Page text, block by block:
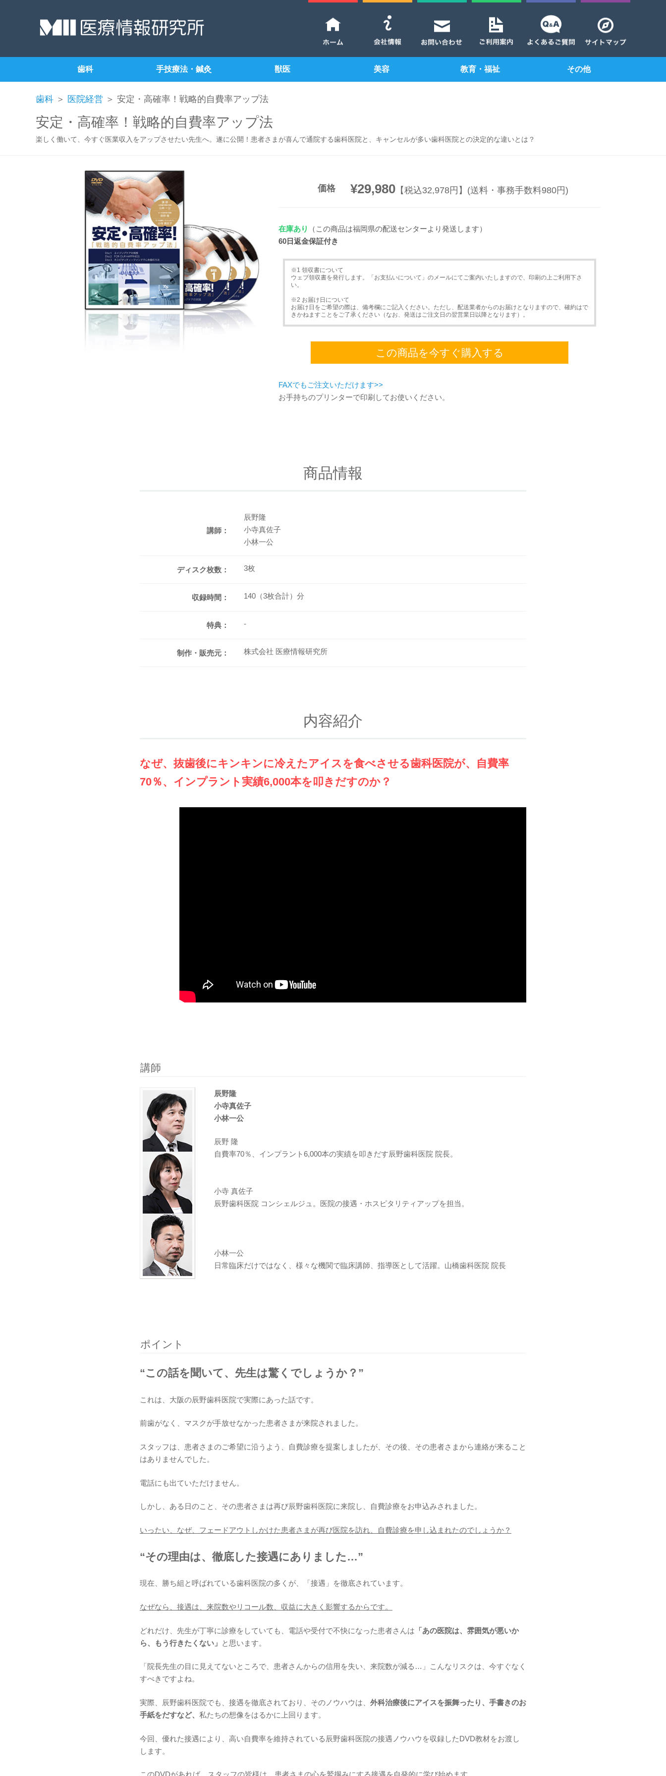
歯科 手技療法・鍼灸 獣医 美容 教育・福祉 その他
歯科 ＞ 医院経営 ＞ 安定・高確率！戦略的自費率アップ法
安定・高確率！戦略的自費率アップ法
楽しく働いて、今すぐ医業収入をアップさせたい先生へ。遂に公開！患者さまが喜んで通院する歯科医院と、キャンセルが多い歯科医院との決定的な違いとは？
価格 ¥29,980 【税込32,978円】(送料・事務手数料980円)
在庫あり
（この商品は福岡県の配送センターより発送します）
60日返金保証付き
※1 領収書について
ウェブ領収書を発行します。「お支払いについて」のメールにてご案内いたしますので、印刷の上ご利用下さ
い。
※2 お届け日について
お届け日をご希望の際は、備考欄にご記入ください。ただし、配送業者からのお届けとなりますので、確約はで
きかねますことをご了承ください（なお、発送はご注文日の翌営業日以降となります）。
この商品を今すぐ購入する
FAXでもご注文いただけます>>
お手持ちのプリンターで印刷してお使いください。
商品情報
講師：
辰野隆
小寺真佐子
小林一公
ディスク枚数： 3枚
収録時間： 140（3枚合計）分
特典： -
制作・販売元： 株式会社 医療情報研究所
内容紹介
なぜ、抜歯後にキンキンに冷えたアイスを食べさせる歯科医院が、自費率
70％、インプラント実績6,000本を叩きだすのか？
講師
辰野隆
小寺真佐子
小林一公
辰野 隆
自費率70％、インプラント6,000本の実績を叩きだす辰野歯科医院 院長。
小寺 真佐子
辰野歯科医院 コンシェルジュ。医院の接遇・ホスピタリティアップを担当。
小林一公
日常臨床だけではなく、様々な機関で臨床講師、指導医として活躍。山橋歯科医院 院長
ポイント
“この話を聞いて、先生は驚くでしょうか？”
これは、大阪の辰野歯科医院で実際にあった話です。
前歯がなく、マスクが手放せなかった患者さまが来院されました。
スタッフは、患者さまのご希望に沿うよう、自費診療を提案しましたが、その後、その患者さまから連絡が来ること
はありませんでした。
電話にも出ていただけません。
しかし、ある日のこと、その患者さまは再び辰野歯科医院に来院し、自費診療をお申込みされました。
いったい、なぜ、フェードアウトしかけた患者さまが再び医院を訪れ、自費診療を申し込まれたのでしょうか？
“その理由は、徹底した接遇にありました…”
現在、勝ち組と呼ばれている歯科医院の多くが、「接遇」を徹底されています。
なぜなら、接遇は、来院数やリコール数、収益に大きく影響するからです。
どれだけ、先生が丁寧に診療をしていても、電話や受付で不快になった患者さんは 「あの医院は、雰囲気が悪いか
ら、もう行きたくない」 と思います。
「院長先生の目に見えてないところで、患者さんからの信用を失い、来院数が減る…」こんなリスクは、今すぐなく
すべきですよね。
実際、辰野歯科医院でも、接遇を徹底されており、そのノウハウは、 外科治療後にアイスを振舞ったり、手書きのお
手紙をだすなど、 私たちの想像をはるかに上回ります。
今回、優れた接遇により、高い自費率を維持されている辰野歯科医院の接遇ノウハウを収録したDVD教材をお渡し
します。